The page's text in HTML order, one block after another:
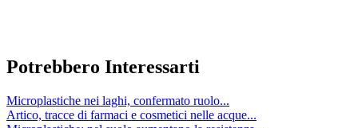
Potrebbero Interessarti
Microplastiche nei laghi, confermato ruolo...
Artico, tracce di farmaci e cosmetici nelle acque...